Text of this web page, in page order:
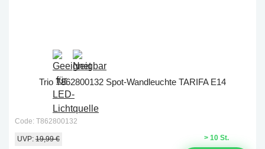
Trio T862800132 Spot-Wandleuchte TARIFA E14
Code: T862800132
> 10 St.
UVP: 19,99 €